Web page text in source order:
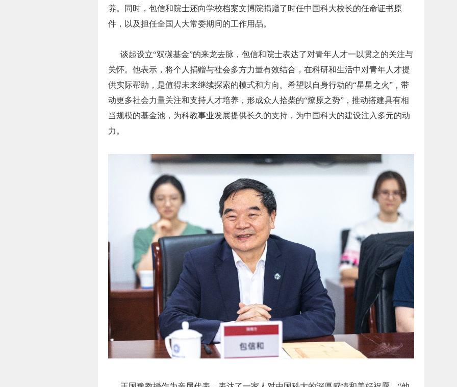
养。同时，包信和院士还向学校档案文博院捐赠了时任中国科大校长的任命证书原
件，以及担任全国人大常委期间的工作用品。
谈起设立“双碳基金”的来龙去脉，包信和院士表达了对青年人才一以贯之的关注与
关怀。他表示，将个人捐赠与社会多方力量有效结合，在科研和生活中对青年人才提
供实际帮助，是值得未来继续探索的模式和方向。希望以自身行动的“星星之火”，带
动更多社会力量关注和支持人才培养，形成众人拾柴的“燎原之势”，推动搭建具有相
当规模的基金池，为科教事业发展提供长久的支持，为中国科大的建设注入多元的动
力。